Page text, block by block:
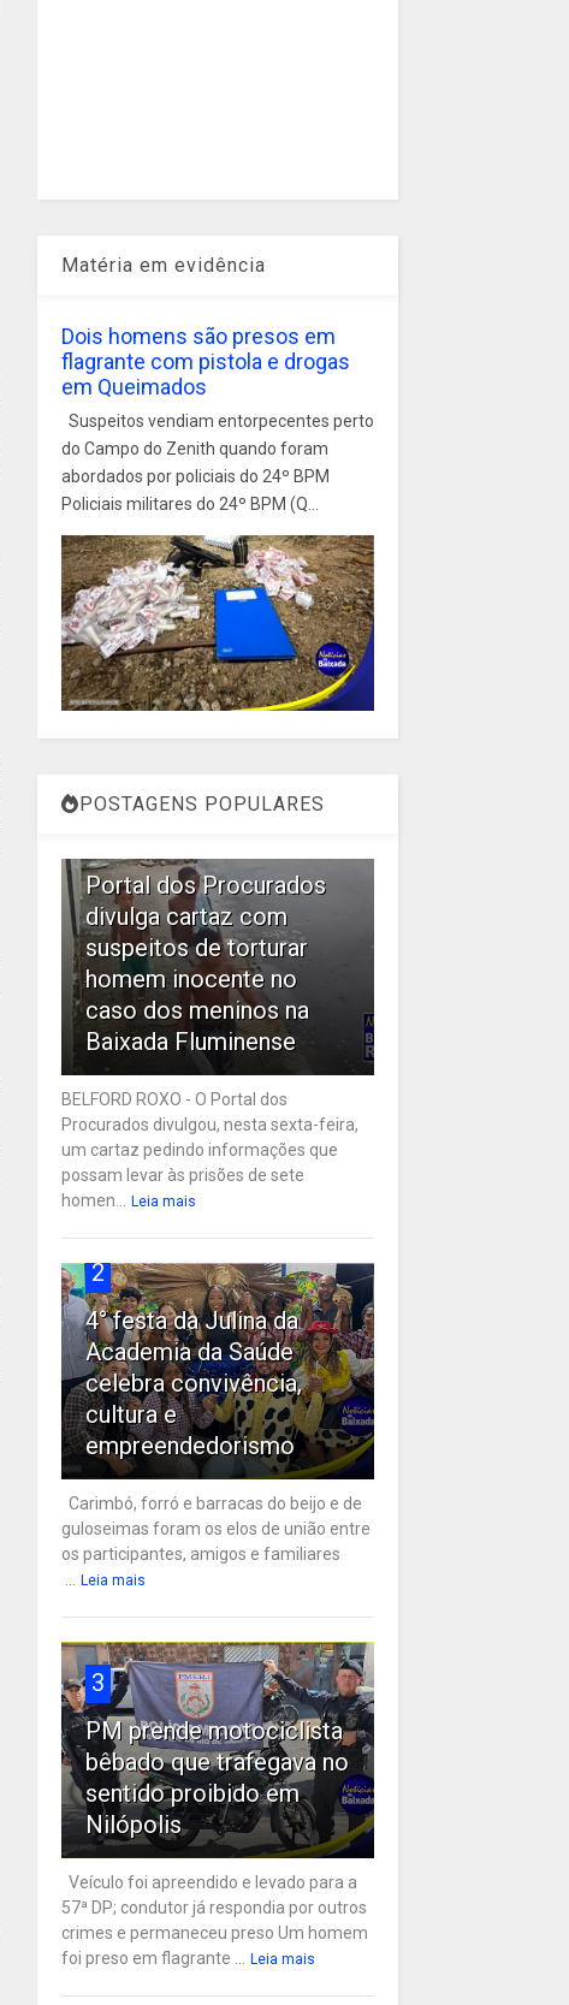
Matéria em evidência
Dois homens são presos em
flagrante com pistola e drogas
em Queimados
Suspeitos vendiam entorpecentes perto
do Campo do Zenith quando foram
abordados por policiais do 24º BPM
Policiais militares do 24º BPM (Q...
POSTAGENS POPULARES
Portal dos Procurados
divulga cartaz com
suspeitos de torturar
homem inocente no
caso dos meninos na
Baixada Fluminense
BELFORD ROXO - O Portal dos
Procurados divulgou, nesta sexta-feira,
um cartaz pedindo informações que
possam levar às prisões de sete
homen... Leia mais
2
4° festa da Julina da
Academia da Saúde
celebra convivência,
cultura e
empreendedorismo
Carimbó, forró e barracas do beijo e de
guloseimas foram os elos de união entre
os participantes, amigos e familiares
... Leia mais
3
PM prende motociclista
bêbado que trafegava no
sentido proibido em
Nilópolis
Veículo foi apreendido e levado para a
57ª DP; condutor já respondia por outros
crimes e permaneceu preso Um homem
foi preso em flagrante ... Leia mais